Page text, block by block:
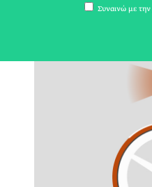
Συναινώ με την